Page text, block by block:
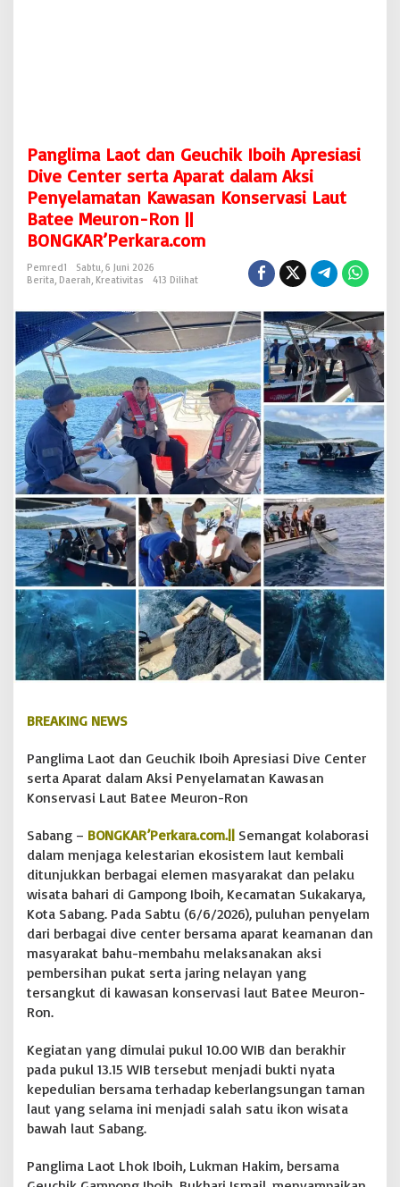
p
r
e
s
i
a
s
i
D
v
e
C
n
t
e
r
e
t
a
A
p
a
r
a
a
l
a
m
k
P
e
n
e
a
m
a
t
n
K
a
w
n
K
o
n
e
v
Panglima Laot dan Geuchik Iboih Apresiasi
Dive Center serta Aparat dalam Aksi
Penyelamatan Kawasan Konservasi Laut
Batee Meuron-Ron ||
BONGKAR’Perkara.com
Pemred1
Sabtu, 6 Juni 2026
Berita, Daerah, Kreativitas 413 Dilihat
BREAKING NEWS
Panglima Laot dan Geuchik Iboih Apresiasi Dive Center
serta Aparat dalam Aksi Penyelamatan Kawasan
Konservasi Laut Batee Meuron-Ron
Sabang – BONGKAR’Perkara.com.|| Semangat kolaborasi
dalam menjaga kelestarian ekosistem laut kembali
ditunjukkan berbagai elemen masyarakat dan pelaku
wisata bahari di Gampong Iboih, Kecamatan Sukakarya,
Kota Sabang. Pada Sabtu (6/6/2026), puluhan penyelam
dari berbagai dive center bersama aparat keamanan dan
masyarakat bahu-membahu melaksanakan aksi
pembersihan pukat serta jaring nelayan yang
tersangkut di kawasan konservasi laut Batee Meuron-
Ron.
Kegiatan yang dimulai pukul 10.00 WIB dan berakhir
pada pukul 13.15 WIB tersebut menjadi bukti nyata
kepedulian bersama terhadap keberlangsungan taman
laut yang selama ini menjadi salah satu ikon wisata
bawah laut Sabang.
Panglima Laot Lhok Iboih, Lukman Hakim, bersama